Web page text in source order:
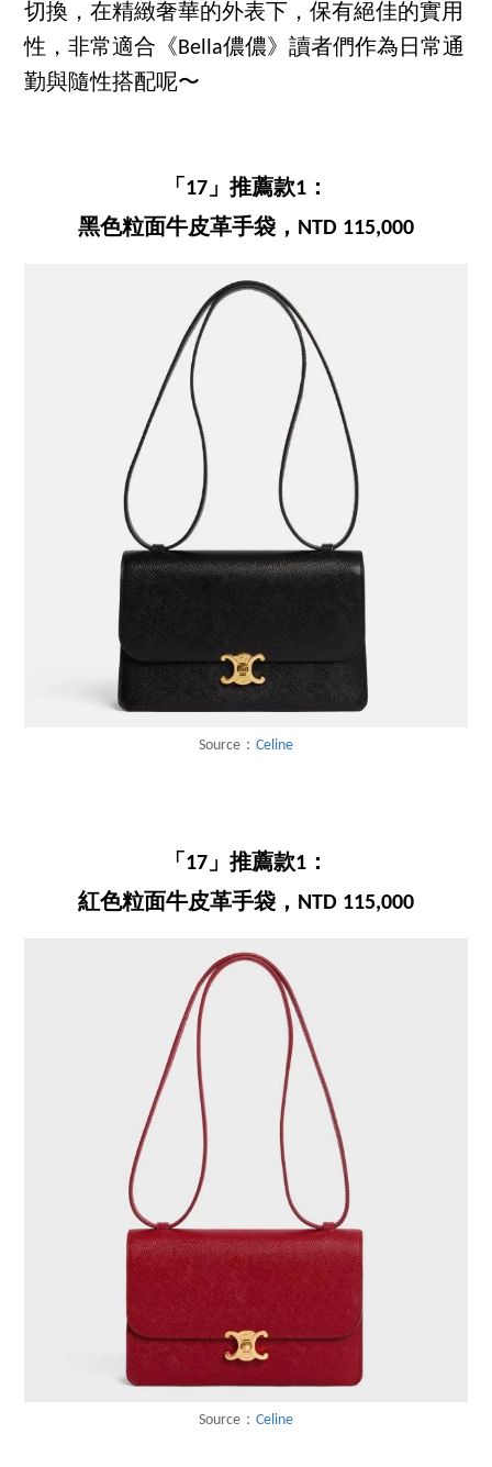
切換，在精緻奢華的外表下，保有絕佳的實用
性，非常適合《Bella儂儂》讀者們作為日常通
勤與隨性搭配呢〜
「17」推薦款1：
黑色粒面牛皮革手袋，NTD 115,000
Source： Celine
「17」推薦款1：
紅色粒面牛皮革手袋，NTD 115,000
Source： Celine